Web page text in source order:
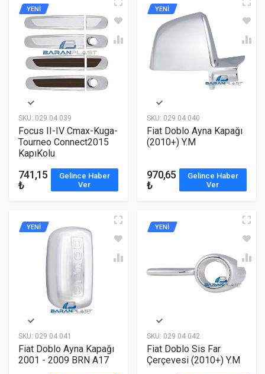
SKU: 029 04 039
YENİ
Focus II-IV Cmax-Kuga-
Tourneo Connect2015
KapıKolu
741,15
₺
Gelince Haber
Ver
SKU: 029 04 040
YENİ
Fiat Doblo Ayna Kapağı
(2010+) Y.M
970,65
₺
Gelince Haber
Ver
SKU: 029 04 041
YENİ
Fiat Doblo Ayna Kapağı
2001 - 2009 BRN A17
SKU: 029 04 042
YENİ
Fiat Doblo Sis Far
Çerçevesi (2010+) Y.M